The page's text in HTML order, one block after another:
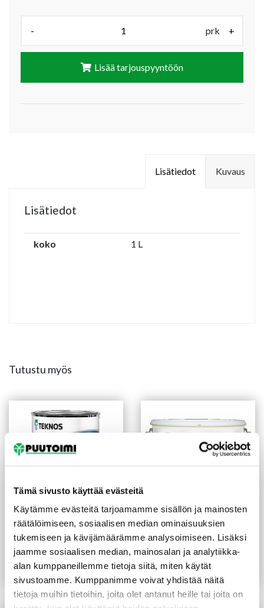
Tämä sivusto käyttää evästeitä
Käytämme evästeitä tarjoamamme sisällön ja mainosten
räätälöimiseen, sosiaalisen median ominaisuuksien
tukemiseen ja kävijämäärämme analysoimiseen. Lisäksi
jaamme sosiaalisen median, mainosalan ja analytiikka-
alan kumppaneillemme tietoja siitä, miten käytät
sivustoamme. Kumppanimme voivat yhdistää näitä
tietoja muihin tietoihin, joita olet antanut heille tai joita on
- prk +
Lisää tarjouspyyntöön
Kuvaus
Lisätiedot
Lisätiedot
koko 1 L
Tutustu myös
Venelakka Helo 2,7 l
89,00€/prk(32,96 €/L)
Lue lisää
Peittosuoja Visa PM1 2,7 l
valkoinen
45,50€/prk(16,85 €/L)
Lue lisää